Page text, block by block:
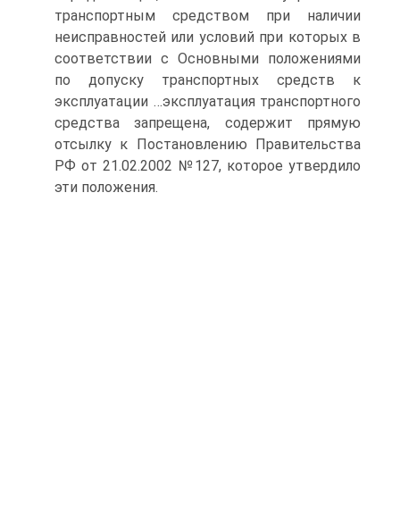
транспортным средством при наличии
неисправностей или условий при которых в
соответствии с Основными положениями
по допуску транспортных средств к
эксплуатации …эксплуатация транспортного
средства запрещена, содержит прямую
отсылку к Постановлению Правительства
РФ от 21.02.2002 №127, которое утвердило
эти положения.